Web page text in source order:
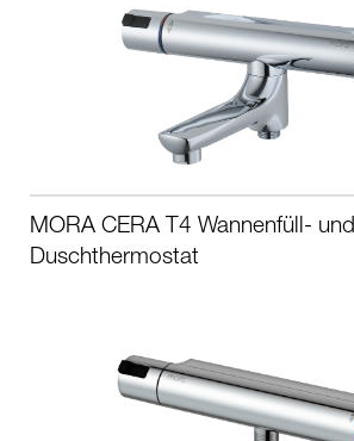
MORA CERA T4 Wannenfüll- und
Duschthermostat